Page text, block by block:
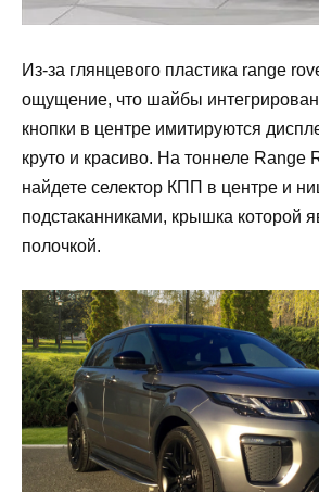
Из-за глянцевого пластика range
ощущение, что шайбы
кнопки в центре имитируются
круто и красиво. На тоннеле Range
найдете селектор КПП в центре и
подстаканниками, крышка которой
полочкой.